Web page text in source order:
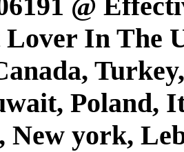
In The
Poland,
New york,